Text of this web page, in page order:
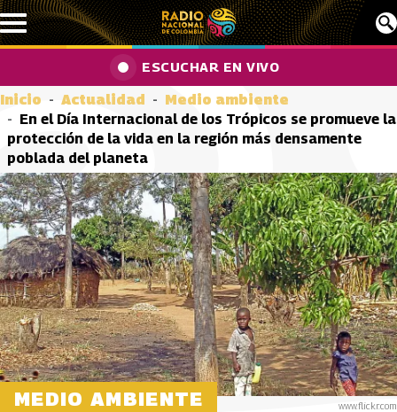
Pasar al contenido principal
ESCUCHAR EN VIVO
Inicio Actualidad
Medio ambiente
En el Día Internacional de los Trópicos se promueve la
protección de la vida en la región más densamente
poblada del planeta
MEDIO AMBIENTE www.flickr.com